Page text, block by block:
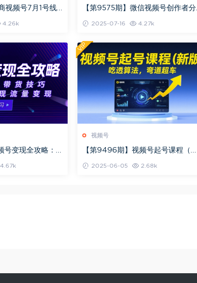
视频号7月1号线
，快手全站精细
4.26k
【第9575期】微信视频号创作者分
分成收益
2025-07-16 4.27k
号变现全攻略：A
4.67k
视频号
【第9496期】视频号起号课程（新
2025-06-05 2.68k
VIP